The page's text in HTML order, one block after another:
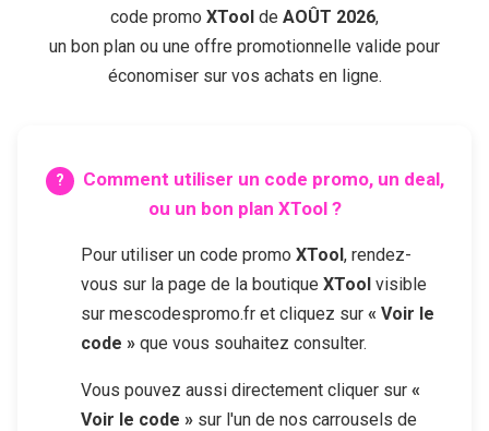
code promo XTool de AOÛT 2026,
un bon plan ou une offre promotionnelle valide pour
économiser sur vos achats en ligne.
Comment utiliser un code promo, un deal,
ou un bon plan XTool?
Pour utiliser un code promo XTool, rendez-
vous sur la page de la boutique XTool visible
sur mescodespromo.fr et cliquez sur « Voir le
code » que vous souhaitez consulter.
Vous pouvez aussi directement cliquer sur «
Voir le code » sur l'un de nos carrousels de